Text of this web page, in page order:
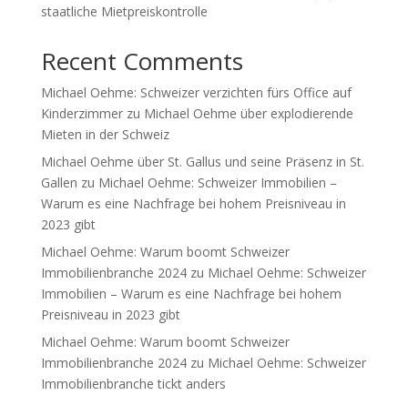
staatliche Mietpreiskontrolle
Recent Comments
Michael Oehme: Schweizer verzichten fürs Office auf
Kinderzimmerzu Michael Oehme über explodierende
Mieten in der Schweiz
Michael Oehme über St. Gallus und seine Präsenz in St.
Gallen zu Michael Oehme: Schweizer Immobilien –
Warum es eine Nachfrage bei hohem Preisniveau in
2023 gibt
Michael Oehme: Warum boomt Schweizer
Immobilienbranche 2024zu Michael Oehme: Schweizer
Immobilien – Warum es eine Nachfrage bei hohem
Preisniveau in 2023 gibt
Michael Oehme: Warum boomt Schweizer
Immobilienbranche 2024zu Michael Oehme: Schweizer
Immobilienbranche tickt anders